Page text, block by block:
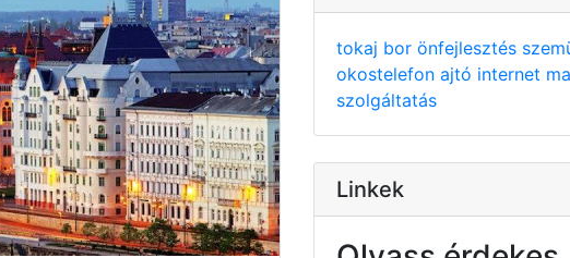
tokaj bor önfejlesztés
okostelefon ajtó internet
szolgáltatás
Linkek